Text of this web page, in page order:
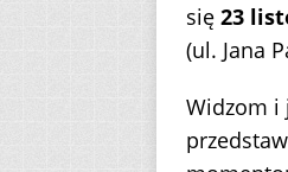
się 23
(ul. Jana
Widzom i